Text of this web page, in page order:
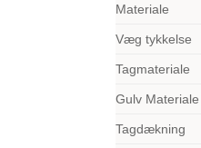
Materiale
Væg tykkelse
Tagmateriale
Gulv Materiale
Tagdækning